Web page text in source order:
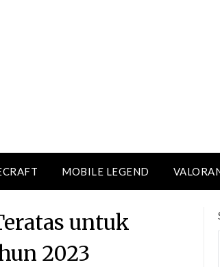
MOBILE LEGEND
untuk
2023